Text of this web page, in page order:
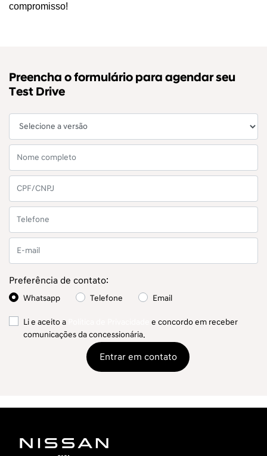
compromisso!
Preencha o formulário para agendar seu
Test Drive
Preferência de contato:
Whatsapp Telefone Email
Li e aceito a
e concordo em receber
comunicações da concessionária.
Entrar em contato